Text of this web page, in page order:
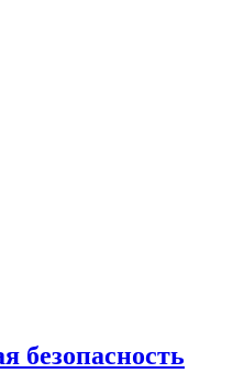
безопасность